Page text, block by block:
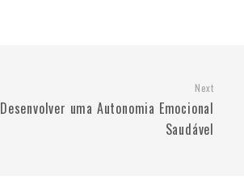
Next
uma Autonomia Emocional
Saudável